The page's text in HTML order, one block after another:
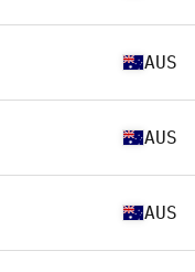
AUS
AUS
AUS